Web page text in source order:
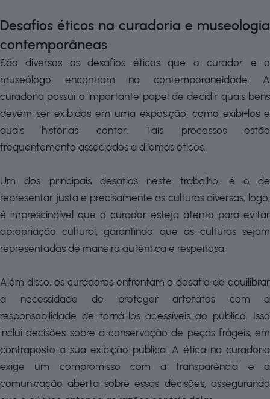
Desafios éticos na curadoria e museologia
contemporâneas
São diversos os desafios éticos que o curador e o
museólogo encontram na contemporaneidade. A
curadoria possui o importante papel de decidir quais bens
devem ser exibidos em uma exposição, como exibi-los e
quais histórias contar. Tais processos estão
frequentemente associados a dilemas éticos.
Um dos principais desafios neste trabalho, é o de
representar justa e precisamente as culturas diversas, logo,
é imprescindível que o curador esteja atento para evitar
apropriação cultural, garantindo que as culturas sejam
representadas de maneira autêntica e respeitosa.
Além disso, os curadores enfrentam o desafio de equilibrar
a necessidade de proteger artefatos com a
responsabilidade de torná-los acessíveis ao público. Isso
inclui decisões sobre a conservação de peças frágeis, em
contraposto a sua exibição pública. A ética na curadoria
exige um compromisso com a transparência e a
comunicação aberta sobre essas decisões, assegurando